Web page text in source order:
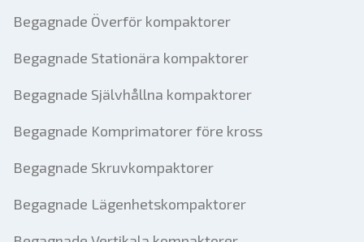
Begagnade Överför kompaktorer
Begagnade Stationära kompaktorer
Begagnade Självhållna kompaktorer
Begagnade Komprimatorer före kross
Begagnade Skruvkompaktorer
Begagnade Lägenhetskompaktorer